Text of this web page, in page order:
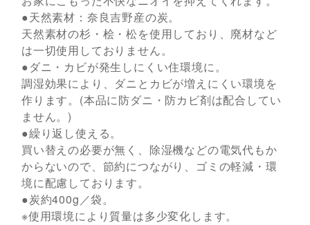
●天然素材：奈良吉野産の炭。
天然素材の杉・桧・松を使用しており、廃材など
は一切使用しておりません。
●ダニ・カビが発生しにくい住環境に。
調湿効果により、ダニとカビが増えにくい環境を
作ります。(本品に防ダニ・防カビ剤は配合してい
ません。)
●繰り返し使える。
買い替えの必要が無く、除湿機などの電気代もか
からないので、節約につながり、ゴミの軽減・環
境に配慮しております。
●炭約400g／袋。
※使用環境により質量は多少変化します。